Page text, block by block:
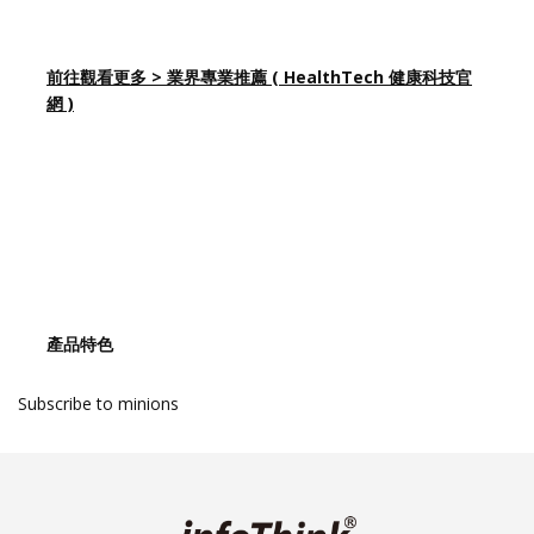
前往觀看更多 > 業界專業推薦 ( HealthTech 健康科技官
網 )
產品特色
Subscribe to minions